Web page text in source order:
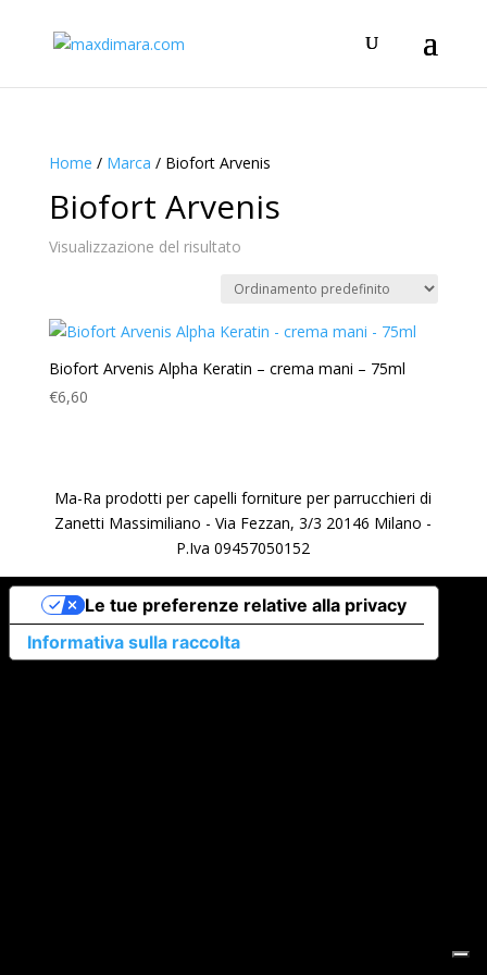
Home / Marca / Biofort Arvenis
Biofort Arvenis
Visualizzazione del risultato
Biofort Arvenis Alpha Keratin – crema mani – 75ml
€6,60
Ma-Ra prodotti per capelli forniture per parrucchieri di
Zanetti Massimiliano - Via Fezzan, 3/3 20146 Milano -
P.Iva 09457050152
Informativa sulla raccolta
Le tue preferenze relative alla privacy